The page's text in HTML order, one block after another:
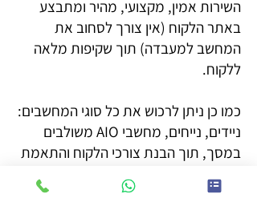
השירות אמין, מקצועי, מהיר ומתבצע
באתר הלקוח (אין צורך לסחוב את
המחשב למעבדה) תוך שקיפות מלאה
ללקוח.
כמו כן ניתן לרכוש את כל סוגי המחשבים:
ניידים, נייחים, מחשבי AIO משולבים
במסך, תוך הבנת צורכי הלקוח והתאמת